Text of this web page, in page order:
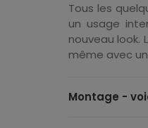
Tous les
un usage
nouveau look.
même avec
Montage -